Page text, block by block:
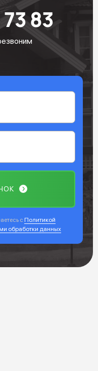
83
с Политикой
обработки данных